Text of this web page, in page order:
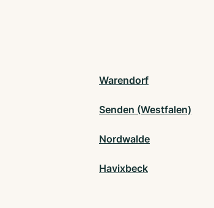
Warendorf
Senden (Westfalen)
Nordwalde
Havixbeck